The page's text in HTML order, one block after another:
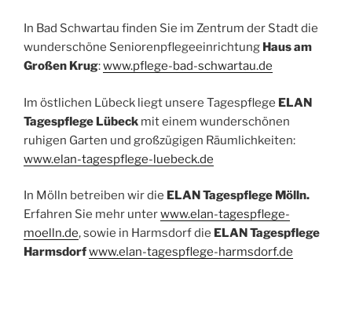
In Bad Schwartau finden Sie im Zentrum der Stadt die
wunderschöne Seniorenpflegeeinrichtung Haus am
Großen Krug:www.pflege-bad-schwartau.de
Im östlichen Lübeck liegt unsere Tagespflege ELAN
Tagespflege Lübeck mit einem wunderschönen
ruhigen Garten und großzügigen Räumlichkeiten:
www.elan-tagespflege-luebeck.de
In Mölln betreiben wir die ELAN Tagespflege Mölln.
Erfahren Sie mehr unterwww.elan-tagespflege-
moelln.de, sowie in Harmsdorf die ELAN Tagespflege
Harmsdorfwww.elan-tagespflege-harmsdorf.de